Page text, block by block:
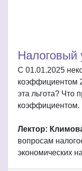
Налоговый
С 01.01.2025
коэффициентом
эта льгота? Что
коэффициентом.
Лектор:
вопросам
экономических